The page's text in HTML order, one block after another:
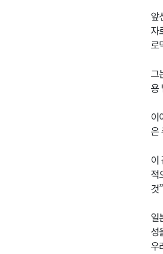
앞
자
로
그
용
이
은
이
적
것
일
성
우